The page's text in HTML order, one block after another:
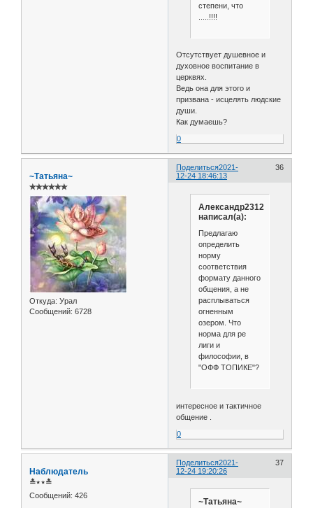
степени, что
.....!!!!
Отсутствует душевное и
духовное воспитание в
церквях.
Ведь она для этого и
призвана - исцелять людские
души.
Как думаешь?
0
Поделиться 36
2021-
12-24 18:46:13
~Татьяна~
✯✯✯✯✯✯
Откуда: Урал
Сообщений: 6728
Александр2312
написал(а):
Предлагаю
определить
норму
соответствия
формату данного
общения, а не
расплываться
огненным
озером. Что
норма для ре
лиги и
философии, в
"ОФФ ТОПИКЕ"?
интересное и тактичное
общение .
0
Поделиться 37
2021-
12-24 19:20:26
Наблюдатель
≛⋆⋆≛
Сообщений: 426
~Татьяна~